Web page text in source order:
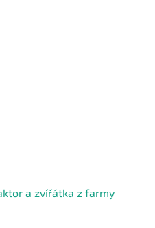
a zvířátka z farmy